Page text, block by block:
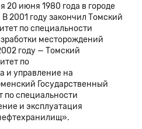
20 июня 1980 года в городе
2001 году закончил Томский
по специальности
месторождений
году — Томский
по
и управление на
Государственный
по специальности
и эксплуатация